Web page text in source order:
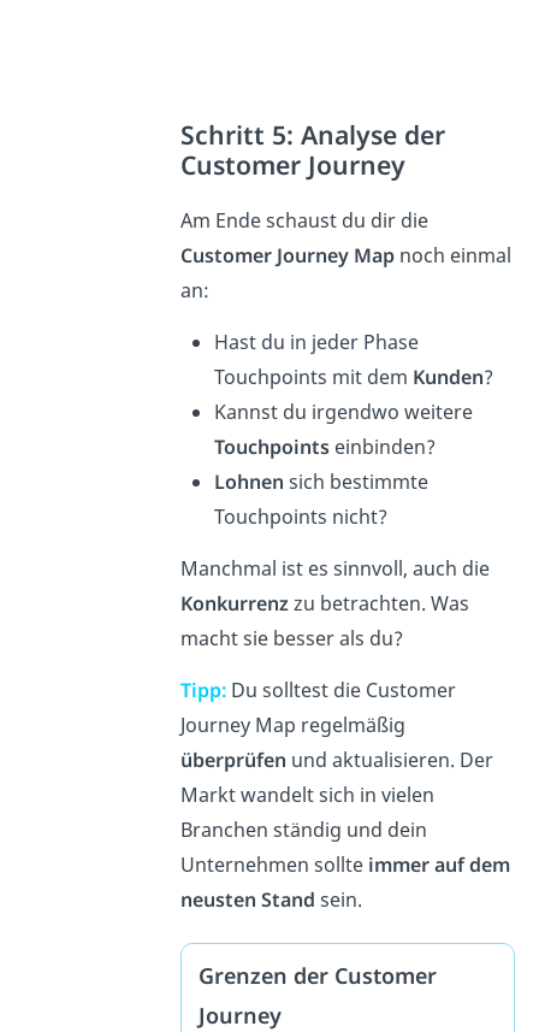
Schritt 5: Analyse der
Customer Journey
Am Ende schaust du dir die
Customer Journey Mapnoch einmal
an:
Hast du in jeder Phase
Touchpoints mit dem Kunden?
Kannst du irgendwo weitere
Touchpointseinbinden?
Lohnen sich bestimmte
Touchpoints nicht?
Manchmal ist es sinnvoll, auch die
Konkurrenzzu betrachten. Was
macht sie besser als du?
Tipp:Du solltest die Customer
Journey Map regelmäßig
überprüfen und aktualisieren. Der
Markt wandelt sich in vielen
Branchen ständig und dein
Unternehmen sollteimmer auf dem
neusten Stand sein.
Grenzen der Customer
Journey